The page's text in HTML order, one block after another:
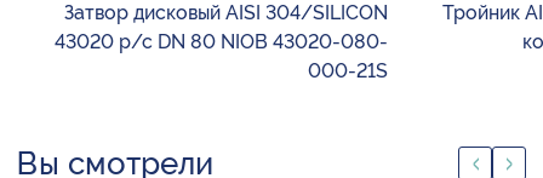
Затвор дисковый AISI 304/SILICON
43020 р/с DN 80 NIOB 43020-080-
000-21S
Тройник
Вы смотрели